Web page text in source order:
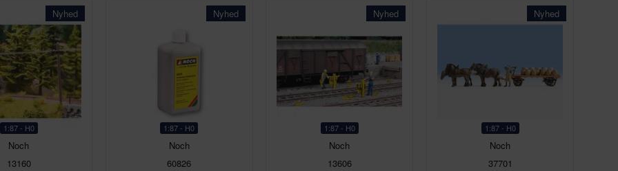
Nyhed
1:87 - H0
Noch
13160
Nyhed
1:87 - H0
Noch
60826
Nyhed
1:87 - H0
Noch
13606
Nyhed
1:87 - H0
Noch
37701